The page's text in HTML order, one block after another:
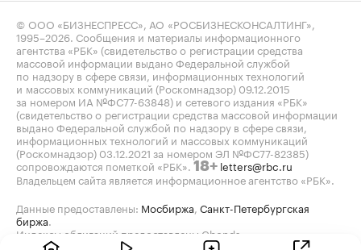
© ООО «БИЗНЕСПРЕСС», АО «РОСБИЗНЕСКОНСАЛТИНГ»,
1995–2026 . Сообщения и материалы информационного
агентства «РБК» (свидетельство о регистрации средства
массовой информации выдано Федеральной службой
по надзору в сфере связи, информационных технологий
и массовых коммуникаций (Роскомнадзор) 09.12.2015
за номером ИА №ФС77-63848) и сетевого издания «РБК»
(свидетельство о регистрации средства массовой информации
выдано Федеральной службой по надзору в сфере связи,
информационных технологий и массовых коммуникаций
(Роскомнадзор) 03.12.2021 за номером ЭЛ №ФС77-82385)
сопровождаются пометкой «РБК». 18+ letters@rbc.ru
Владельцем сайта является информационное агентство «РБК».
Данные предоставлены: Мосбиржа Санкт-Петербургская
биржа
Индексы облигаций предоставлены Cbonds.